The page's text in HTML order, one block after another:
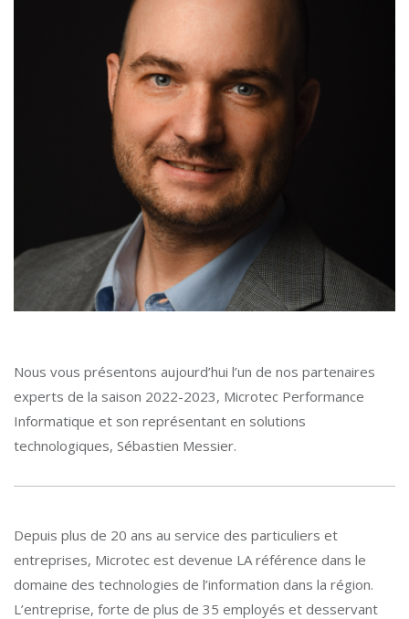
Nous vous présentons aujourd’hui l’un de nos partenaires
experts de la saison 2022-2023, Microtec Performance
Informatique et son représentant en solutions
technologiques, Sébastien Messier.
Depuis plus de 20 ans au service des particuliers et
entreprises, Microtec est devenue LA référence dans le
domaine des technologies de l’information dans la région.
L’entreprise, forte de plus de 35 employés et desservant